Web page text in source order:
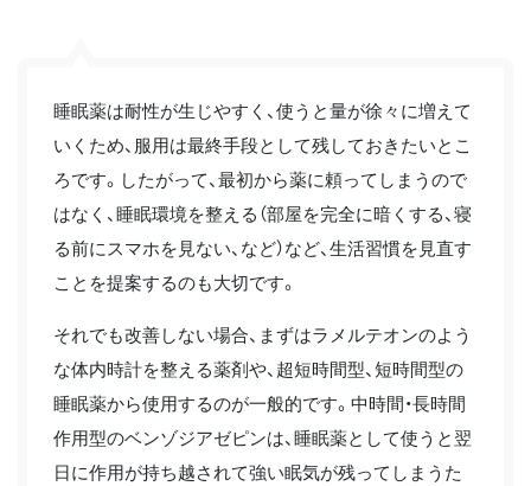
睡眠薬は耐性が生じやすく、使うと量が徐々に増えて
いくため、服用は最終手段として残しておきたいとこ
ろです。したがって、最初から薬に頼ってしまうので
はなく、睡眠環境を整える（部屋を完全に暗くする、寝
る前にスマホを見ない、など）など、生活習慣を見直す
ことを提案するのも大切です。
それでも改善しない場合、まずはラメルテオンのよう
な体内時計を整える薬剤や、超短時間型、短時間型の
睡眠薬から使用するのが一般的です。中時間・長時間
作用型のベンゾジアゼピンは、睡眠薬として使うと翌
日に作用が持ち越されて強い眠気が残ってしまうた